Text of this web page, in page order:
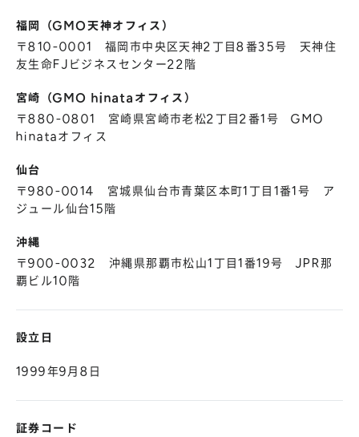
福岡（GMO天神オフィス）
〒810-0001 福岡市中央区天神2丁目8番35号 天神住
友生命FJビジネスセンター22階
宮崎（GMO hinataオフィス）
〒880-0801 宮崎県宮崎市老松2丁目2番1号 GMO
hinataオフィス
仙台
〒980-0014 宮城県仙台市青葉区本町1丁目1番1号 ア
ジュール仙台15階
沖縄
〒900-0032 沖縄県那覇市松山1丁目1番19号 JPR那
覇ビル10階
設立日
1999年9月8日
証券コード